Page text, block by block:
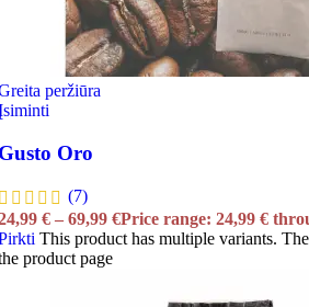
peržiūra
Oro
(7)
€ – 69,99 €Price range: 24,99 €
This product has multiple variants.
product page